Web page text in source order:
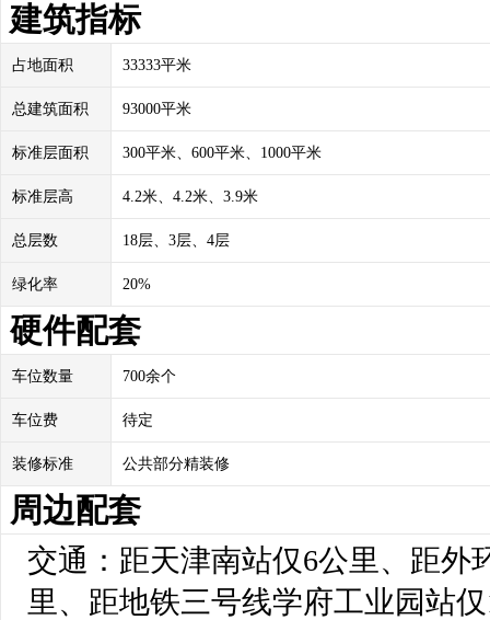
建筑指标
占地面积 33333平米
总建筑面积 93000平米
标准层面积 300平米、600平米、1000平米
标准层高 4.2米、4.2米、3.9米
总层数 18层、3层、4层
绿化率 20%
硬件配套
车位数量 700余个
车位费 待定
装修标准 公共部分精装修
周边配套
交通：距天津南站仅6公里、距外
里、距地铁三号线学府工业园站